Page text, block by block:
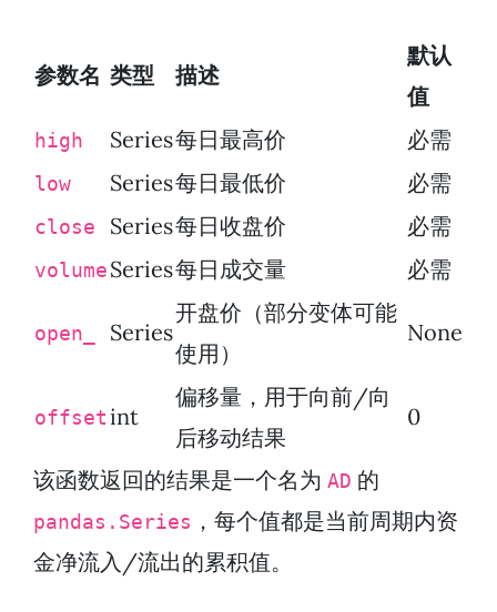
参数名 类型 描述
默认
值
high Series每日最高价 必需
low Series每日最低价 必需
close Series每日收盘价 必需
volume Series每日成交量 必需
open_ Series
开盘价（部分变体可能
使用）
None
offset int
偏移量，用于向前/向
后移动结果
0
该函数返回的结果是一个名为 AD 的
pandas.Series ，每个值都是当前周期内资
金净流入/流出的累积值。